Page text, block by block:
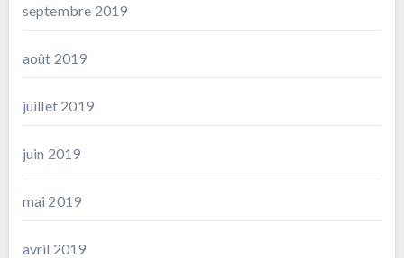
septembre 2019
août 2019
juillet 2019
juin 2019
mai 2019
avril 2019